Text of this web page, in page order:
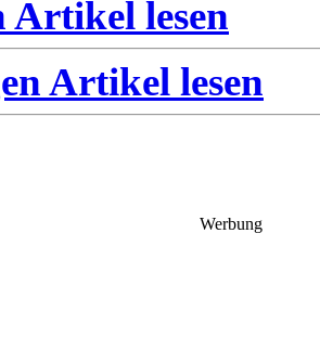
Artikel lesen
Artikel lesen
Werbung